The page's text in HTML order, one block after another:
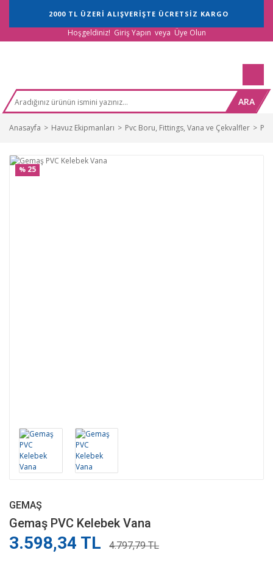
2000 TL ÜZERİ ALIŞVERİŞTE ÜCRETSİZ KARGO
Hoşgeldiniz! Giriş Yapın veya Üye Olun
ARA
Anasayfa Havuz Ekipmanları Pvc Boru, Fittings, Vana ve Çekvalfler
% 25
GEMAŞ
Gemaş PVC Kelebek Vana
3.598,34 TL 4.797,79 TL